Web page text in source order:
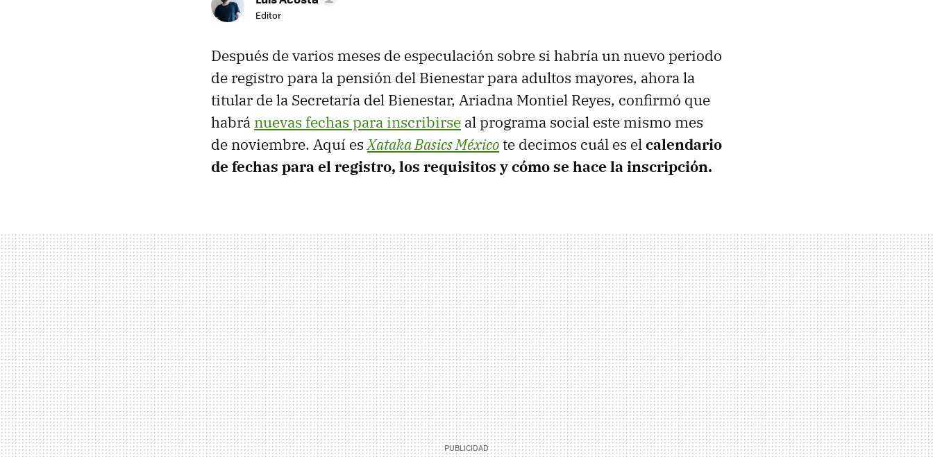
Editor
Después de varios meses de especulación sobre si habría un nuevo periodo
de registro para la pensión del Bienestar para adultos mayores, ahora la
titular de la Secretaría del Bienestar, Ariadna Montiel Reyes, confirmó que
habrá nuevas fechas para inscribirse al programa social este mismo mes
de noviembre. Aquí esXataka Basics México te decimos cuál es elcalendario
de fechas para el registro, los requisitos y cómo se hace la inscripción.